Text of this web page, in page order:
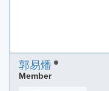
郭易燔
Member